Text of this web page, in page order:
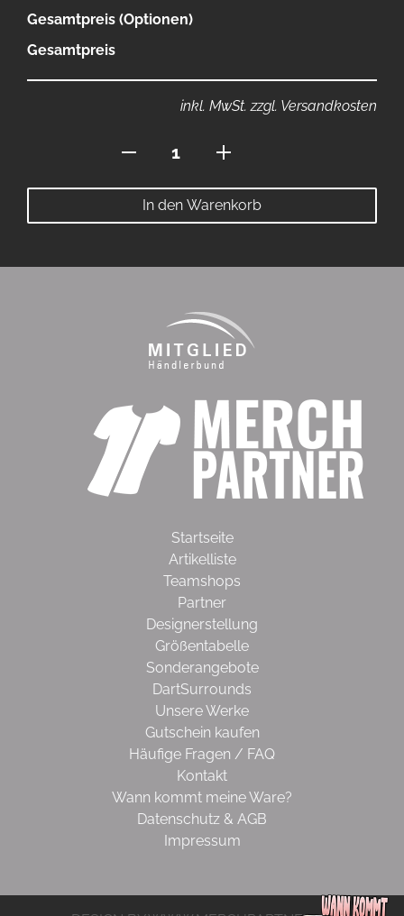
Gesamtpreis (Optionen)
Gesamtpreis
inkl. MwSt. zzgl. Versandkosten
Trikot
Menge
In den Warenkorb
Startseite
Artikelliste
Teamshops
Partner
Designerstellung
Größentabelle
Sonderangebote
DartSurrounds
Unsere Werke
Gutschein kaufen
Häufige Fragen / FAQ
Kontakt
Wann kommt meine Ware?
Datenschutz & AGB
Impressum